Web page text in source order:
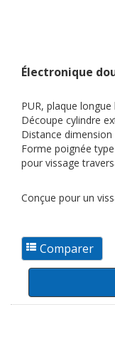
Électronique
PUR, plaque
Découpe cylindre
Distance
Forme poignée
pour vissage
Conçue pour un